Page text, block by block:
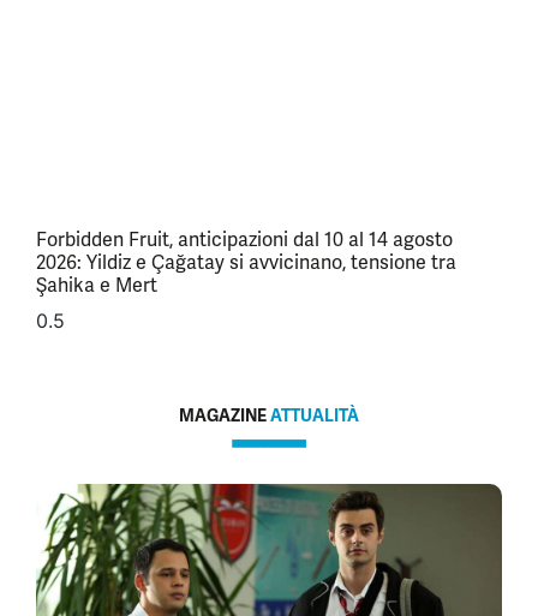
Forbidden Fruit, anticipazioni dal 10 al 14 agosto
2026: Yildiz e Çağatay si avvicinano, tensione tra
Şahika e Mert
MAGAZINEATTUALITÀ